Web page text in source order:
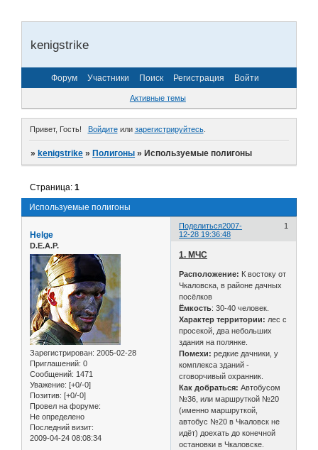
kenigstrike
Форум Участники Поиск Регистрация Войти
Активные темы
Привет, Гость! Войдитеили зарегистрируйтесь.
»kenigstrike »Полигоны »Используемые полигоны
Используемые полигоны
Страница:1
Поделиться 1
2007-
12-28 19:36:48
Helge
D.E.A.P.
Зарегистрирован: 2005-02-28
Приглашений: 0
Сообщений: 1471
Уважение: [+0/-0]
Позитив: [+0/-0]
Провел на форуме:
Не определено
Последний визит:
2009-04-24 08:08:34
1. МЧС
Расположение: К востоку от
Чкаловска, в районе дачных
посёлков
Ёмкость: 30-40 человек.
Характер территории: лес с
просекой, два небольших
здания на полянке.
Помехи: редкие дачники, у
комплекса зданий -
сговорчивый охранник.
Как добраться: Автобусом
№36, или маршруткой №20
(именно маршруткой,
автобус №20 в Чкаловск не
идёт) доехать до конечной
остановки в Чкаловске.